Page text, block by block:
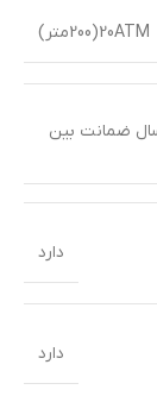
20ATM(200متر)
ضمانت بین
دارد
دارد